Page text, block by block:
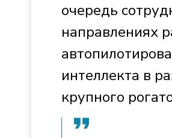
очередь
направлениях
интеллекта в
крупного